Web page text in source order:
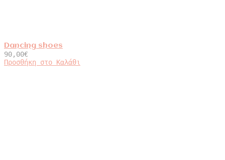
Dancing shoes
90,00€
Προσθήκη στο Καλάθι